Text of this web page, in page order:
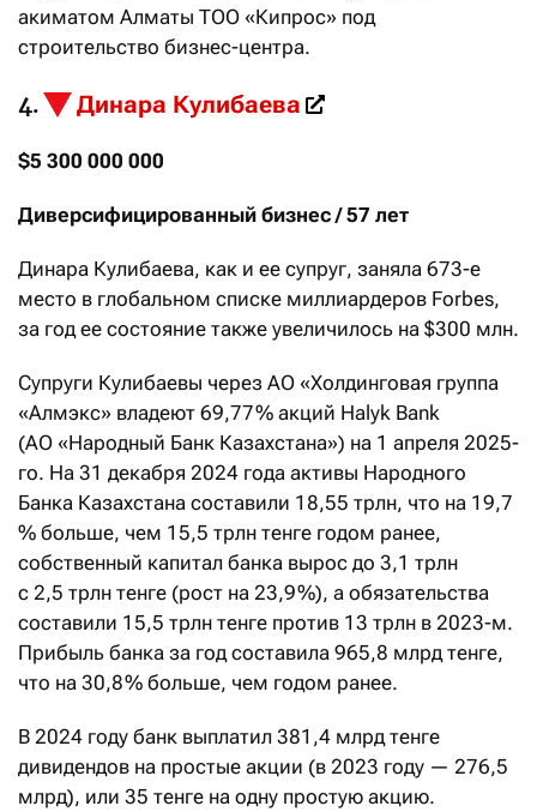
акиматом Алматы ТОО «Кипрос» под
строительство бизнес-центра.
4. Динара Кулибаева
$5 300 000 000
Диверсифицированный бизнес / 57 лет
Динара Кулибаева, как и ее супруг, заняла 673-е
место в глобальном списке миллиардеров Forbes,
за год ее состояние также увеличилось на $300 млн.
Супруги Кулибаевы через АО «Холдинговая группа
«Алмэкс» владеют 69,77 % акций Halyk Bank
(АО «Народный Банк Казахстана») на 1 апреля 2025-
го. На 31 декабря 2024 года активы Народного
Банка Казахстана составили 18,55 трлн, что на 19,7
% больше, чем 15,5 трлн тенге годом ранее,
собственный капитал банка вырос до 3,1 трлн
с 2,5 трлн тенге (рост на 23,9 %), а обязательства
составили 15,5 трлн тенге против 13 трлн в 2023-м.
Прибыль банка за год составила 965,8 млрд тенге,
что на 30,8 % больше, чем годом ранее.
В 2024 году банк выплатил 381,4 млрд тенге
дивидендов на простые акции (в 2023 году — 276,5
млрд), или 35 тенге на одну простую акцию.